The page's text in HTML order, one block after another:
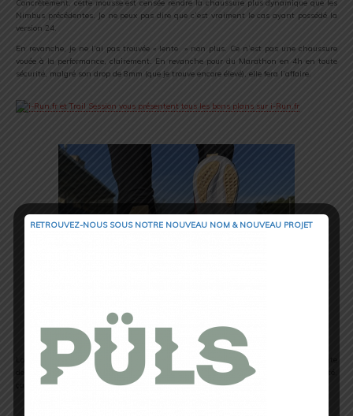
Concrètement, cette mousse est censée rendre la chaussure plus dynamique que les
Nimbus précédentes. Je ne peux pas dire que c’est vraiment le cas ayant possédé la
version 24.
En revanche, je ne l’ai pas trouvée « lente » non plus. Ce n’est pas une chaussure
vouée à la performance, clairement. En revanche pour du Marathon en 4h en toute
sécurité, malgré son drop de 8mm (que je trouve encore élevé), elle fera l’affaire.
Une semelle extérieure robuste ?
La semelle extérieure est également totalement nouvelle. Elle a une forme différente
de celle de son aînée. Le nom technique donné est AHAR LO, et en toute honnêteté,
ça ne m’a pas beaucoup parlé.
RETROUVEZ-NOUS SOUS NOTRE NOUVEAU NOM & NOUVEAU PROJET